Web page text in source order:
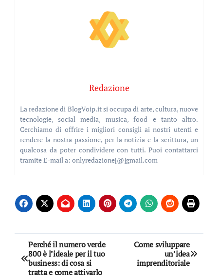
Redazione
La redazione di BlogVoip.it si occupa di arte, cultura, nuove
tecnologie, social media, musica, food e tanto altro.
Cerchiamo di offrire i migliori consigli ai nostri utenti e
rendere la nostra passione, per la notizia e la scrittura, un
qualcosa da poter condividere con tutti. Puoi contattarci
tramite E-mail a: onlyredazione[@]gmail.com
Navigazione
articoli
Perché il numero verde
800 è l’ideale per il tuo
business: di cosa si
tratta e come attivarlo
Come sviluppare
un’idea
imprenditoriale